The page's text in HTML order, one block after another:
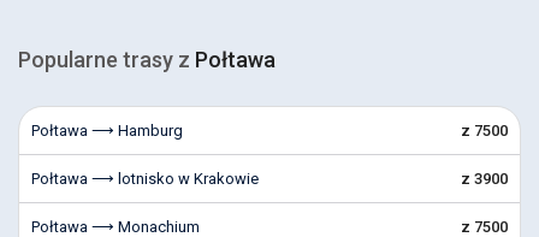
Popularne trasy z Połtawa
Połtawa ⟶ Hamburg z 7500
Połtawa ⟶ lotnisko w Krakowie z 3900
Połtawa ⟶ Monachium z 7500